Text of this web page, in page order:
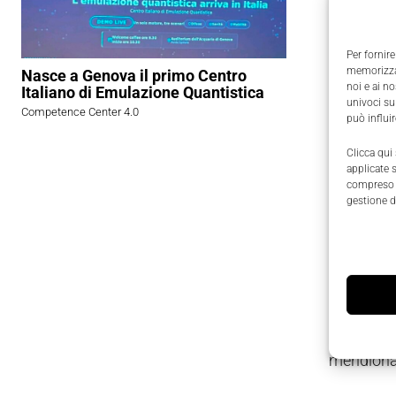
Per
noi e ai
univoci
può
Clicca qui
applicate
gestione
Nasce a Genova il primo Centro
Italiano di Emulazione Quantistica
Competence Center 4.0
crescita
del
investe
dato ci